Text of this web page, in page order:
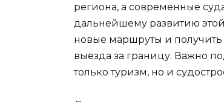
региона, а современные
дальнейшему развитию этой
новые маршруты и получить
выезда за границу. Важно
только туризм, но и